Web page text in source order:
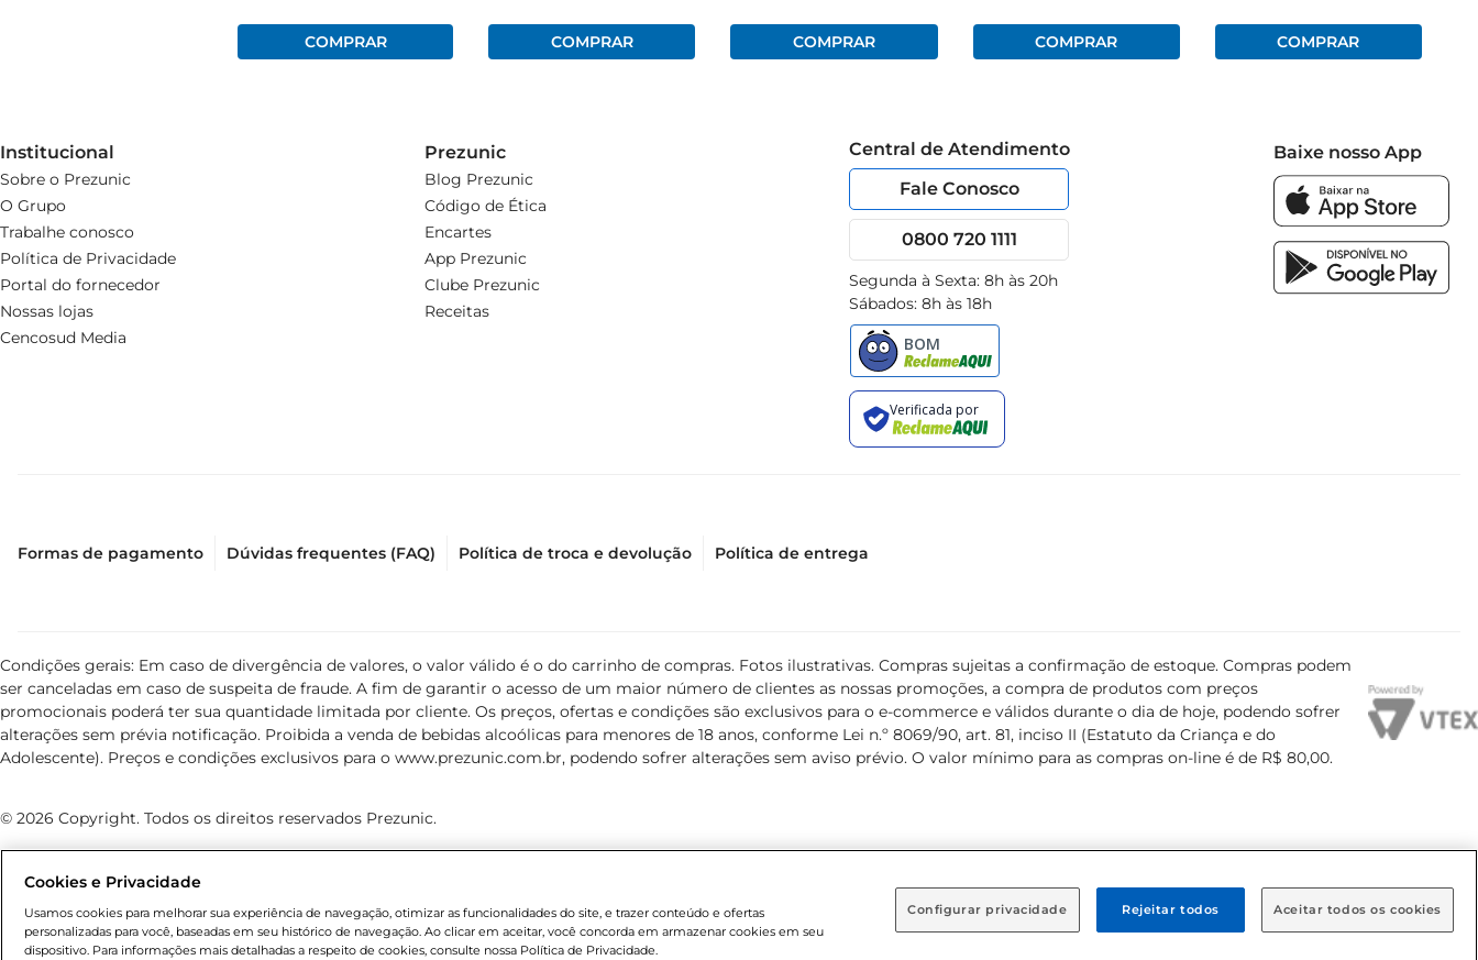
Institucional
Sobre o Prezunic
O Grupo
Trabalhe conosco
Política de Privacidade
Portal do fornecedor
Nossas lojas
Cencosud Media
Prezunic
Blog Prezunic
Código de Ética
Encartes
App Prezunic
Clube Prezunic
Receitas
Central de Atendimento
Fale Conosco
0800 720 1111
Segunda à Sexta: 8h às 20h
Sábados: 8h às 18h
Baixe nosso App
Formas de pagamento Dúvidas frequentes (FAQ) Política de troca e devolução Política de entrega
Condições gerais: Em caso de divergência de valores, o valor válido é o do carrinho de compras. Fotos ilustrativas. Compras sujeitas a confirmação de estoque. Compras podem
ser canceladas em caso de suspeita de fraude. A fim de garantir o acesso de um maior número de clientes as nossas promoções, a compra de produtos com preços
promocionais poderá ter sua quantidade limitada por cliente. Os preços, ofertas e condições são exclusivos para o e-commerce e válidos durante o dia de hoje, podendo sofrer
alterações sem prévia notificação. Proibida a venda de bebidas alcoólicas para menores de 18 anos, conforme Lei n.º 8069/90, art. 81, inciso II (Estatuto da Criança e do
Adolescente). Preços e condições exclusivos para o www.prezunic.com.br, podendo sofrer alterações sem aviso prévio. O valor mínimo para as compras on-line é de R$ 80,00.
© 2026 Copyright. Todos os direitos reservados Prezunic.
Cencosud Brasil Comercial SA.CNPJ sob n° 39.346.861/0350-38 . Sediada na Av. das Nações Unidas, 12.995, 21º andar, CEP: 04.578-000, Bairro Brooklin Paulista, na cidade de São Paulo - SP.
Cookies e Privacidade
Usamos cookies para melhorar sua experiência de navegação, otimizar as funcionalidades do site, e trazer conteúdo e ofertas
personalizadas para você, baseadas em seu histórico de navegação. Ao clicar em aceitar, você concorda em armazenar cookies em seu
dispositivo. Para informações mais detalhadas a respeito de cookies, consulte nossa Política de Privacidade.
Configurar privacidade Rejeitar todos Aceitar todos os cookies